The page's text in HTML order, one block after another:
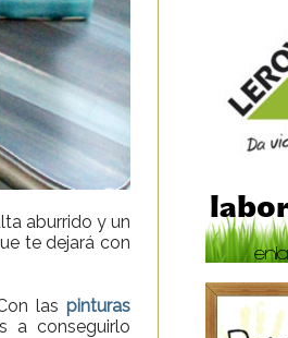
aburrido y un
te dejará con
laspinturas
a conseguirlo